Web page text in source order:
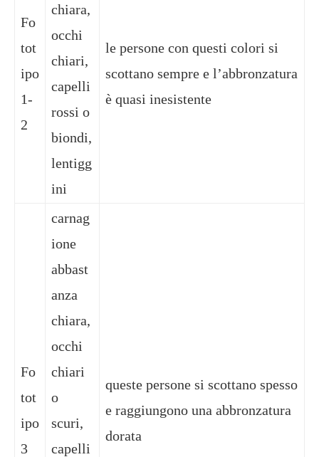
Fo
tot
ipo
1-
2
chiara,
occhi
chiari,
capelli
rossi o
biondi,
lentigg
ini
le persone con questi colori si
scottano sempre e l’abbronzatura
è quasi inesistente
Fo
tot
ipo
3
carnag
ione
abbast
anza
chiara,
occhi
chiari
o
scuri,
capelli
queste persone si scottano spesso
e raggiungono una abbronzatura
dorata